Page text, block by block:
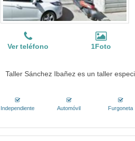
Ver teléfono 1Foto
Taller Sánchez Ibañez es un taller
Independiente Automóvil Furgoneta